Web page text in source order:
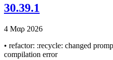
30.39.1
4 Μαρ 2026
• refactor: :recycle: changed
compilation error